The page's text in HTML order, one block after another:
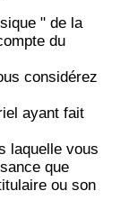
" de la
du
considérez
ayant fait
laquelle vous
que
ou son